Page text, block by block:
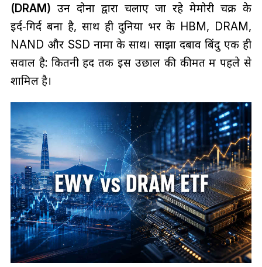
(DRAM) उन दोनों द्वारा चलाए जा रहे मेमोरी चक्र के
इर्द‑गिर्द बना है, साथ ही दुनिया भर के HBM, DRAM,
NAND और SSD नामों के साथ। साझा दबाव बिंदु एक ही
सवाल है: कितनी हद तक इस उछाल की कीमत में पहले से
शामिल है।